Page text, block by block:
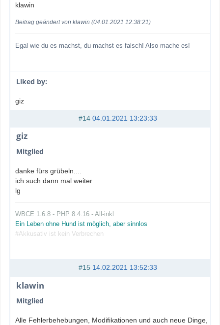
klawin
Beitrag geändert von klawin (04.01.2021 12:38:21)
Egal wie du es machst, du machst es falsch! Also mache es!
Liked by:
giz
#14 04.01.2021 13:23:33
giz
Mitglied
danke fürs grübeln....
ich such dann mal weiter
lg
WBCE 1.6.8 - PHP 8.4.16 - All-inkl
Ein Leben ohne Hund ist möglich, aber sinnlos
#Akkusativ ist kein Verbrechen
#15 14.02.2021 13:52:33
klawin
Mitglied
Alle Fehlerbehebungen, Modifikationen und auch neue Dinge,